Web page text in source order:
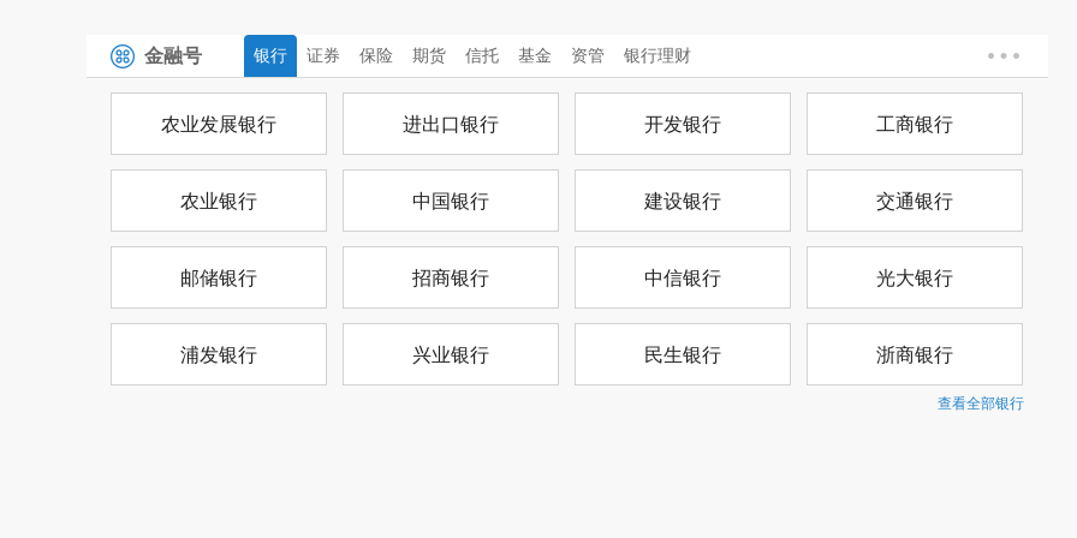
金融号 银行 证券 保险 期货 信托 基金 资管 银行理财
农业发展银行 进出口银行 开发银行 工商银行
农业银行 中国银行 建设银行 交通银行
邮储银行 招商银行 中信银行 光大银行
浦发银行 兴业银行 民生银行 浙商银行
查看全部银行